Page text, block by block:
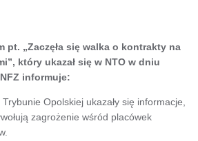
pt. „Zaczęła się walka o kontrakty na
który ukazał się w NTO w dniu
informuje:
Opolskiej ukazały się informacje,
zagrożenie wśród placówek